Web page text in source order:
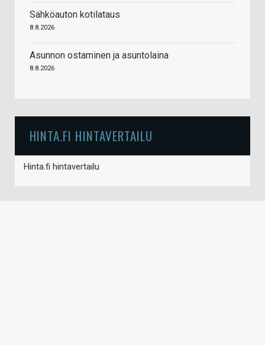
Sähköauton kotilataus
8.8.2026
Asunnon ostaminen ja asuntolaina
8.8.2026
HINTA.FI HINTAVERTAILU
Hinta.fi hintavertailu